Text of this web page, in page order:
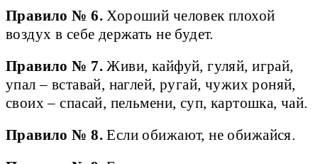
Правило № 6. Хороший человек плохой
воздух в себе держать не будет.
Правило № 7.Живи, кайфуй, гуляй, играй,
упал – вставай, наглей, ругай, чужих роняй,
своих – спасай, пельмени, суп, картошка, чай.
Правило № 8.Если обижают, не обижайся.